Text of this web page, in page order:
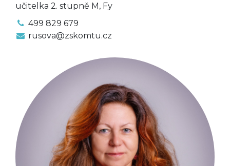
učitelka 2. stupně M, Fy
499 829 679
rusova@zskomtu.cz